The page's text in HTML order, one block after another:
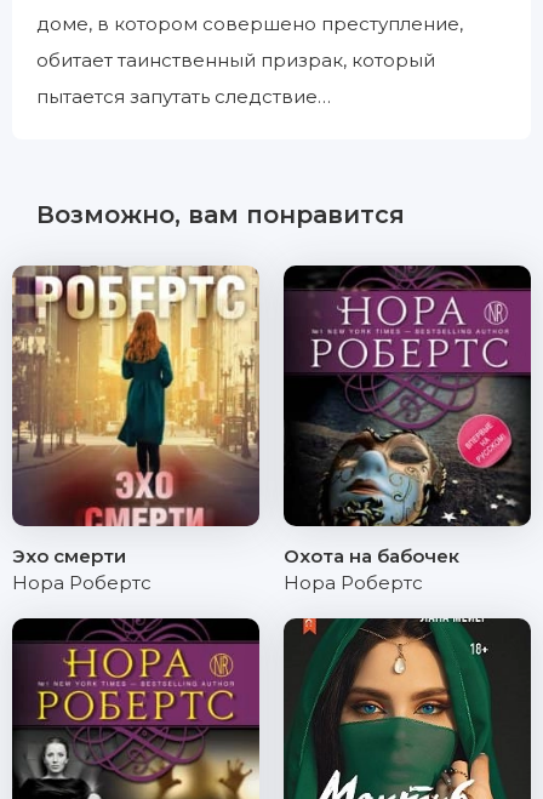
доме, в котором совершено преступление,
обитает таинственный призрак, который
пытается запутать следствие…
Возможно, вам понравится
Эхо смерти
Нора Робертс
Охота на бабочек
Нора Робертс